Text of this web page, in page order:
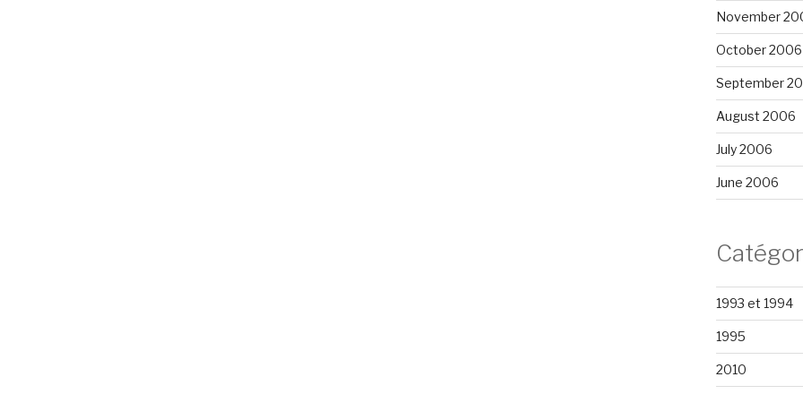
November
October 2006
September
August 2006
July 2006
June 2006
1993 et 1994
1995
2010